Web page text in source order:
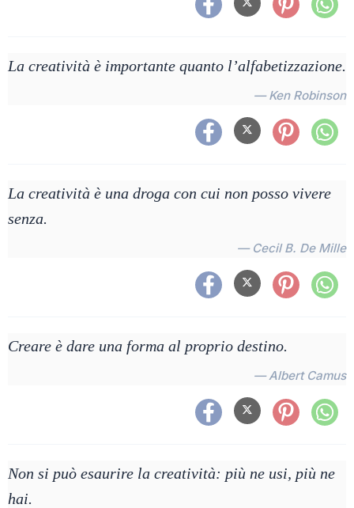
La creatività è importante quanto l’alfabetizzazione.
— Ken Robinson
La creatività è una droga con cui non posso vivere
senza.
— Cecil B. De Mille
Creare è dare una forma al proprio destino.
— Albert Camus
Non si può esaurire la creatività: più ne usi, più ne
hai.